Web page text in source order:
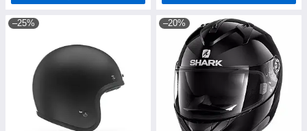
–25% –20%